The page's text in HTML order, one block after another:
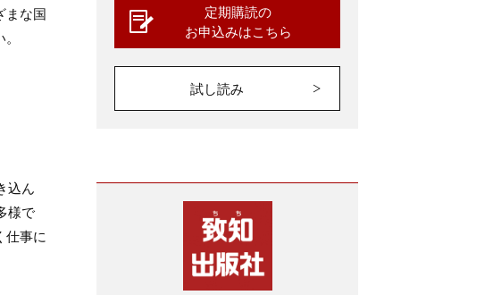
まな国
込ん
様で
仕事に
定期購読の
お申込みはこちら
試し読み